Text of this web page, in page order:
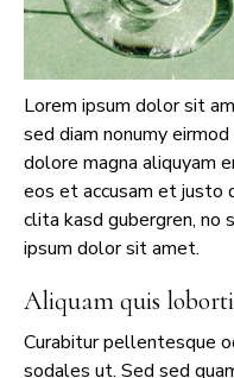
Lorem ipsum dolor sit
sed diam nonumy
dolore magna aliquyam
eos et accusam et justo
clita kasd gubergren, no
ipsum dolor sit amet.
Aliquam quis
Curabitur pellentesque
sodales ut. Sed sed